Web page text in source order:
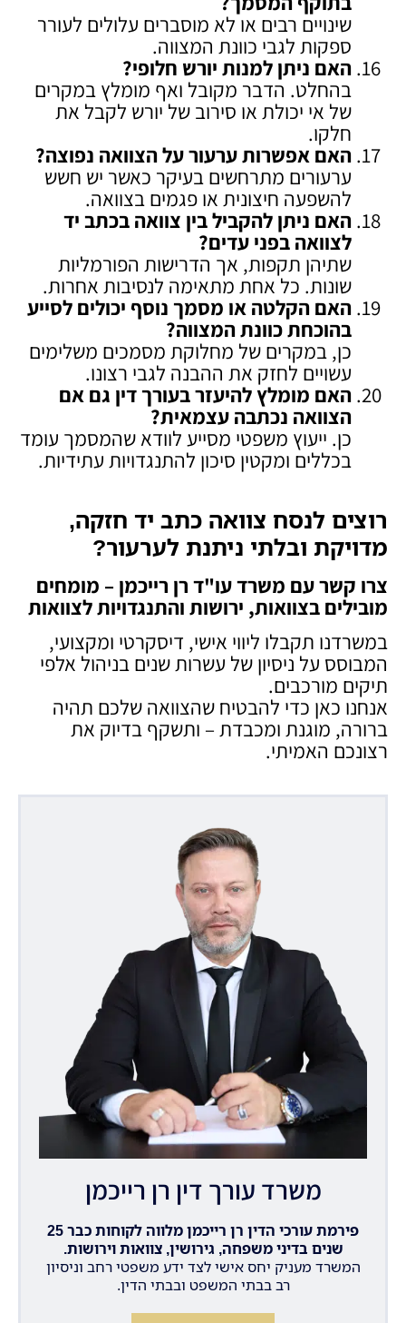
שינויים רבים או לא מוסברים עלולים לעורר
ספקות לגבי כוונת המצווה.
האם ניתן למנות יורש חלופי?
בהחלט. הדבר מקובל ואף מומלץ במקרים
של אי יכולת או סירוב של יורש לקבל את
חלקו.
האם אפשרות ערעור על הצוואה נפוצה?
ערעורים מתרחשים בעיקר כאשר יש חשש
להשפעה חיצונית או פגמים בצוואה.
האם ניתן להקביל בין צוואה בכתב יד
לצוואה בפני עדים?
שתיהן תקפות, אך הדרישות הפורמליות
שונות. כל אחת מתאימה לנסיבות אחרות.
האם הקלטה או מסמך נוסף יכולים לסייע
בהוכחת כוונת המצווה?
כן, במקרים של מחלוקת מסמכים משלימים
עשויים לחזק את ההבנה לגבי רצונו.
האם מומלץ להיעזר בעורך דין גם אם
הצוואה נכתבה עצמאית?
כן. ייעוץ משפטי מסייע לוודא שהמסמך עומד
בכללים ומקטין סיכון להתנגדויות עתידיות.
רוצים לנסח צוואה כתב יד חזקה,
מדויקת ובלתי ניתנת לערעור?
צרו קשר עם משרד עו"ד רן רייכמן – מומחים
מובילים בצוואות, ירושות והתנגדויות לצוואות
במשרדנו תקבלו ליווי אישי, דיסקרטי ומקצועי,
המבוסס על ניסיון של עשרות שנים בניהול אלפי
תיקים מורכבים.
אנחנו כאן כדי להבטיח שהצוואה שלכם תהיה
ברורה, מוגנת ומכבדת – ותשקף בדיוק את
רצונכם האמיתי.
משרד עורך דין רן רייכמן
פירמת עורכי הדין רן רייכמן מלווה לקוחות כבר 25
שנים בדיני משפחה, גירושין, צוואות וירושות.
המשרד מעניק יחס אישי לצד ידע משפטי רחב וניסיון
רב בבתי המשפט ובבתי הדין.